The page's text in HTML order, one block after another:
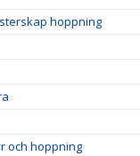
hoppning
och hoppning